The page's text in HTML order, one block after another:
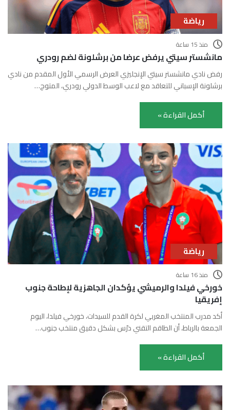
رياضة
منذ 15 ساعة
مانشستر سيتي يرفض عرضا من برشلونة لضم رودري
رفض نادي مانشستر سيتي الإنجليزي العرض الرسمي الأول المقدم من نادي
برشلونة الإسباني للتعاقد مع لاعب الوسط الدولي رودري، المتوج…
أكمل القراءة »
رياضة
منذ 16 ساعة
خورخي فيلدا والرميشي يؤكدان الجاهزية لإطاحة جنوب
إفريقيا
أكد مدرب المنتخب المغربي لكرة القدم للسيدات، خورخي فيلدا، اليوم
الجمعة بالرباط، أن الطاقم التقني درّس بشكل دقيق منتخب جنوب…
أكمل القراءة »